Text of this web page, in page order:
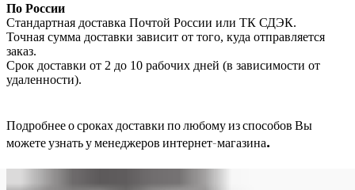
По России
Стандартная доставка Почтой России или ТК СДЭК.
Точная сумма доставки зависит от того, куда отправляется
заказ.
Срок доставки от 2 до 10 рабочих дней (в зависимости от
удаленности).
Подробнее о сроках доставки по любому из способов Вы
можете узнать у менеджеров интернет-магазина.